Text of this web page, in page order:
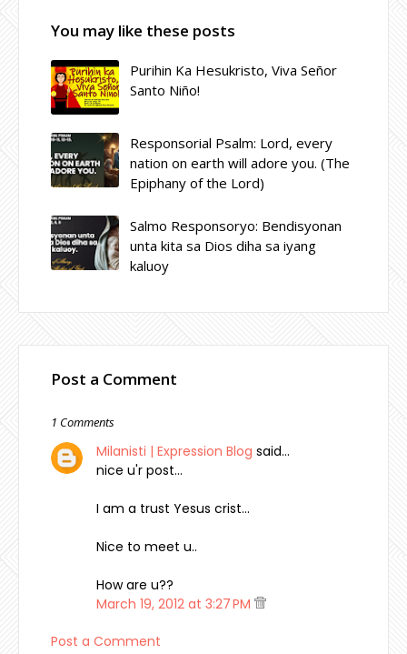
You may like these posts
Purihin Ka Hesukristo, Viva Señor
Santo Niño!
Responsorial Psalm: Lord, every
nation on earth will adore you. (The
Epiphany of the Lord)
Salmo Responsoryo: Bendisyonan
unta kita sa Dios diha sa iyang
kaluoy
Post a Comment
1 Comments
Milanisti | Expression Blog said…
nice u'r post...
I am a trust Yesus crist...
Nice to meet u..
How are u??
March 19, 2012 at 3:27 PM
Post a Comment